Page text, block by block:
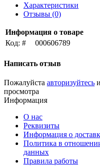
Характеристики
Отзывы (0)
Информация о товаре
Код: #
000606789
Написать отзыв
Пожалуйста авторизуйтесь
просмотра
Информация
О нас
Реквизиты
Информация о
Политика в
данных
Правила работы